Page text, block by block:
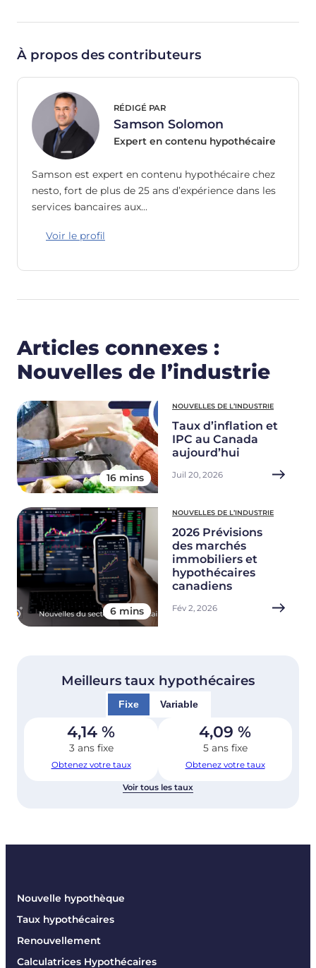
À propos des contributeurs
RÉDIGÉ PAR
Samson Solomon
Expert en contenu hypothécaire
Samson est expert en contenu hypothécaire chez
nesto, fort de plus de 25 ans d’expérience dans les
services bancaires aux…
Voir le profil
Articles connexes :
Nouvelles de l’industrie
16 mins
NOUVELLES DE L’INDUSTRIE
Taux d’inflation et
IPC au Canada
aujourd’hui
Juil 20, 2026
6 mins
NOUVELLES DE L’INDUSTRIE
2026 Prévisions
des marchés
immobiliers et
hypothécaires
canadiens
Fév 2, 2026
Meilleurs taux hypothécaires
Fixe Variable
4,14 %
3 ans fixe
Obtenez votre taux
4,09 %
5 ans fixe
Obtenez votre taux
Voir tous les taux
Nouvelle hypothèque
Taux hypothécaires
Renouvellement
Calculatrices Hypothécaires